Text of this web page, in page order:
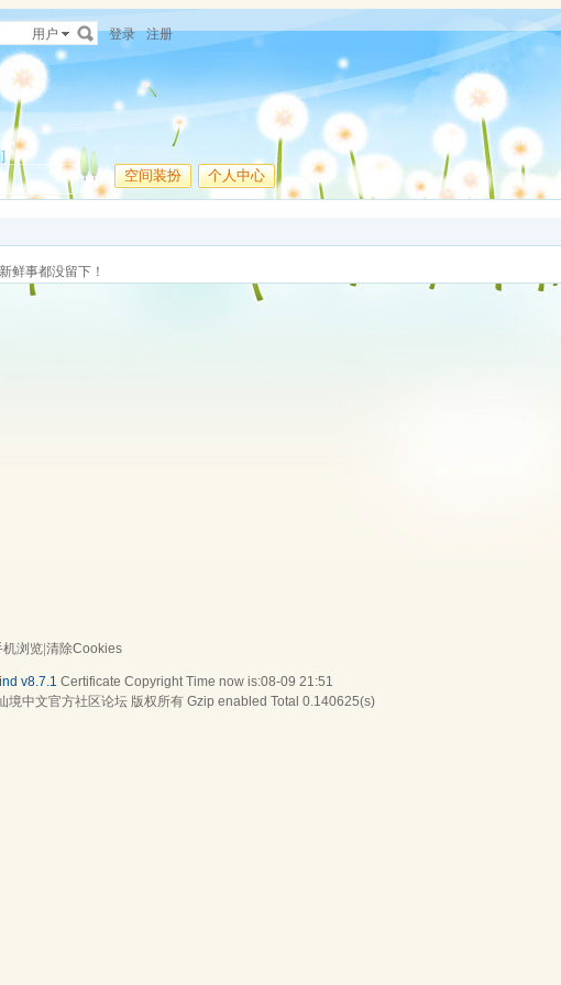
用户 登录 注册
空间装扮 个人中心
鲜事都没留下！
机浏览 清除Cookies
v8.7.1 Certificate Copyright Time now is:08-09 21:51
境中文官方社区论坛 版权所有 Gzip enabled Total 0.140625(s)